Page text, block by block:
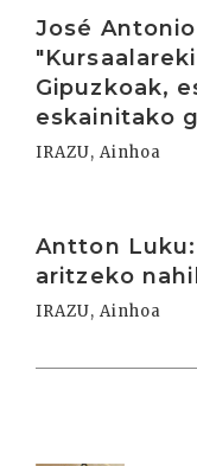
José
Gipuzkoak,
eskainitako
IRAZU, Ainhoa
Antton
aritzeko
IRAZU, Ainhoa